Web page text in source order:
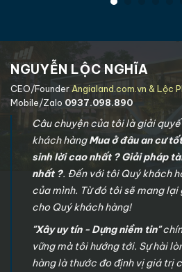
NGUYỄN LỘC NGHĨA
CEO/Founder Angialand.com.vn & Lộc
Mobile/Zalo 0937.098.890
Câu chuyện của tôi là giải
khách hàngMua ở đâu an cư
sinh lời cao nhất ? Giải pháp
nhất ?. Đến với tôi Quý khách
của mình. Từ đó tôi sẽ mang
cho Quý khách hàng!
"Xây uy tín - Dựng niềm tin"
vững mà tôi hướng tới. Sự hài
hàng là thước đo định vị giá trị